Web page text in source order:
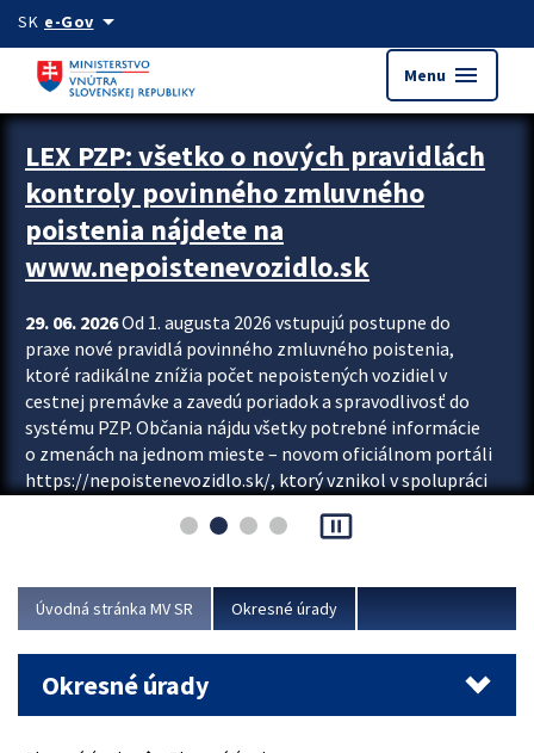
Preskocit na hlavný obsah
SK e-Govarrow_drop_down
Menu menu
Zastavit automatický posun upútavok
LEX PZP: všetko o nových pravidlách
kontroly povinného zmluvného
poistenia nájdete na
www.nepoistenevozidlo.sk
29. 06. 2026Od 1. augusta 2026 vstupujú postupne do
praxe nové pravidlá povinného zmluvného poistenia,
ktoré radikálne znížia počet nepoistených vozidiel v
cestnej premávke a zavedú poriadok a spravodlivosť do
systému PZP. Občania nájdu všetky potrebné informácie
o zmenách na jednom mieste – novom oficiálnom portáli
https://nepoistenevozidlo.sk/, ktorý vznikol v spolupráci
asociácie poisťovní (SLASPO) a Ministerstva vnútra SR.
Viac
pause_presentation
Úvodná stránka MV SR Okresné úrady
Okresné úrady